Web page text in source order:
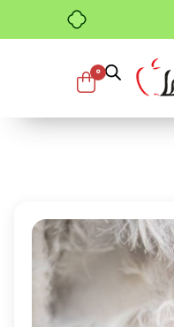
0